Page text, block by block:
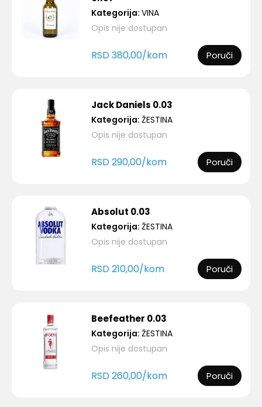
Kategorija: VINA
Opis nije dostupan
RSD380,00/kom Poruči
Jack Daniels 0.03
Kategorija: ŽESTINA
Opis nije dostupan
RSD290,00/kom Poruči
Absolut 0.03
Kategorija: ŽESTINA
Opis nije dostupan
RSD210,00/kom Poruči
Beefeather 0.03
Kategorija: ŽESTINA
Opis nije dostupan
RSD260,00/kom Poruči